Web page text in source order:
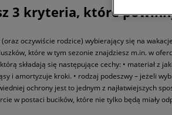
3 kryteria, które
oczywiście rodzice) wybierający się na
które w tym sezonie znajdziesz m.in. w
składają się następujące cechy: • materiał z
i amortyzuje kroki. • rodzaj podeszwy – jeżeli
ochrony jest to jednym z najłatwiejszych
w postaci bucików, które nie tylko będą miały